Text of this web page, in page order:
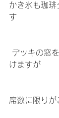
かき氷も珈琲
す
けますが
席数に限りが